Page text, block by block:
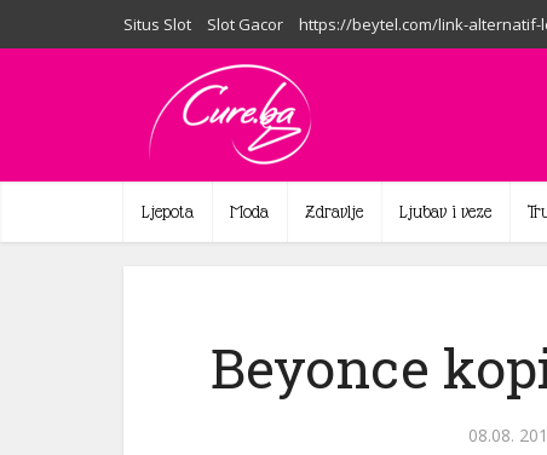
Situs Slot Slot Gacor https://beytel.com/link-alternatif-
Ljepota Moda Zdravlje Ljubav i veze
Beyonce
08.08.